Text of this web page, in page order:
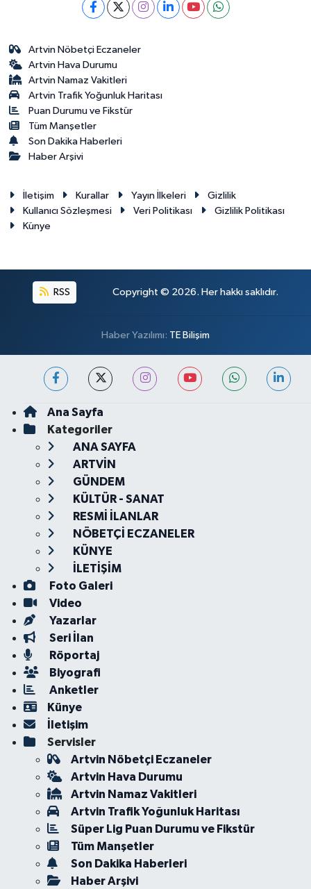
Artvin Nöbetçi Eczaneler
Artvin Hava Durumu
Artvin Namaz Vakitleri
Artvin Trafik Yoğunluk Haritası
Puan Durumu ve Fikstür
Tüm Manşetler
Son Dakika Haberleri
Haber Arşivi
İletişim Kurallar Yayın İlkeleri
Gizlilik
Kullanıcı Sözleşmesi
Veri Politikası
Gizlilik Politikası
Künye
RSS Copyright © 2026. Her hakkı saklıdır.
Haber Yazılımı: TE Bilişim
Ana Sayfa
Kategoriler
ANA SAYFA
ARTVİN
GÜNDEM
KÜLTÜR - SANAT
RESMİ İLANLAR
NÖBETÇİ ECZANELER
KÜNYE
İLETİŞİM
Foto Galeri
Video
Yazarlar
Seri İlan
Röportaj
Biyografi
Anketler
Künye
İletişim
Servisler
Artvin Nöbetçi Eczaneler
Artvin Hava Durumu
Artvin Namaz Vakitleri
Artvin Trafik Yoğunluk Haritası
Süper Lig Puan Durumu ve Fikstür
Tüm Manşetler
Son Dakika Haberleri
Haber Arşivi